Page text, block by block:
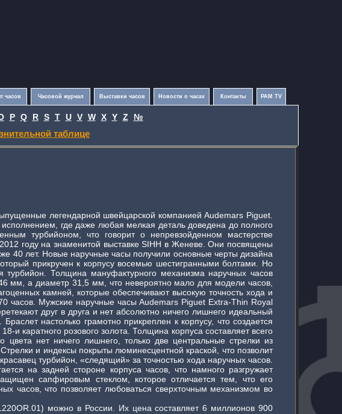
часов Часовой журнал Выставки часов Новости о часах Контакты PAM TV
P Q R S T U V W X Y Z №
таблице
легендарной швейцарской компанией Audemars Piguet.
где даже любая мелкая деталь доведена до полного
турбийоном, что говорит о непревзойденном мастерстве
году на знаменитой выставке SIHH в Женеве. Они посвящены
40 лет. Новые наручные часы получили основные черты дизайна
прикручен к корпусу восемью шестигранными болтами. Но
Толщина мануфактурного механизма наручных часов
мм, а диаметр 31,5 мм, что невероятно мало для модели часов,
камней, которые обеспечивают высокую точность хода и
часов. Мужские наручные часы Audemars Piguet Extra-Thin Royal
друг в друга и нет абсолютно ничего лишнего идеальный
настолько грамотно прикреплен к корпусу, что создается
каратного розового золота. Толщина корпуса составляет всего
нет ничего лишнего, только две центральные стрелки из
и индексы покрыты люминесцентной краской, что позволит
турбийон, «следящий» за точностью хода наручных часов.
на задней стороне корпуса часов, что намного разгружает
сапфировым стеклом, которое отличается тем, что его
часов, что позволяет любоваться сверхточным механизмом во
можно в России. Их цена составляет 6 миллионов 900